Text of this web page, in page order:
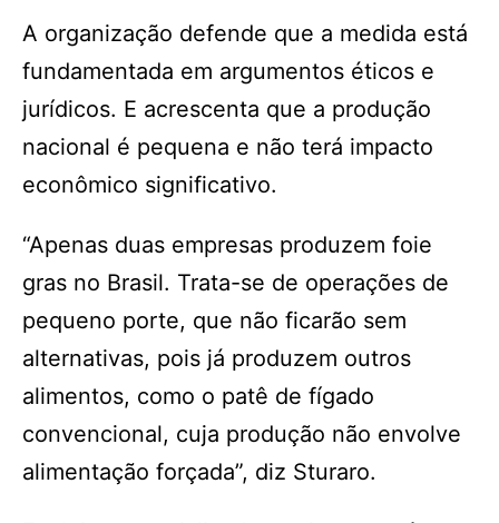
A organização defende que a medida está
fundamentada em argumentos éticos e
jurídicos. E acrescenta que a produção
nacional é pequena e não terá impacto
econômico significativo.
“Apenas duas empresas produzem foie
gras no Brasil. Trata-se de operações de
pequeno porte, que não ficarão sem
alternativas, pois já produzem outros
alimentos, como o patê de fígado
convencional, cuja produção não envolve
alimentação forçada”, diz Sturaro.